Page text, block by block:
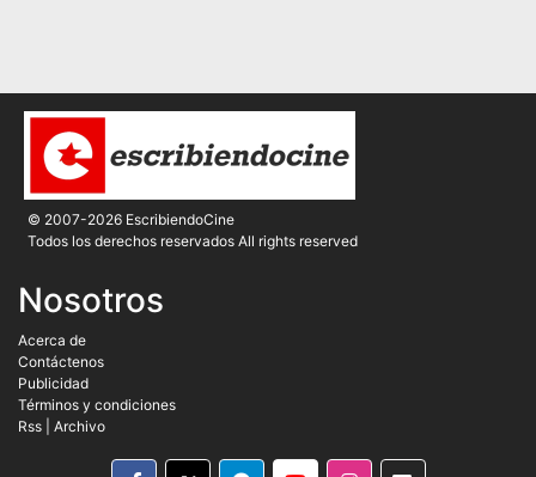
© 2007-2026 EscribiendoCine
Todos los derechos reservados All rights reserved
Nosotros
Acerca de
Contáctenos
Publicidad
Términos y condiciones
Rss
Archivo